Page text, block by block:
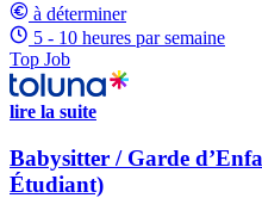
à déterminer
5 - 10 heures par semaine
Top Job
lire la suite
Babysitter / Garde
Étudiant)